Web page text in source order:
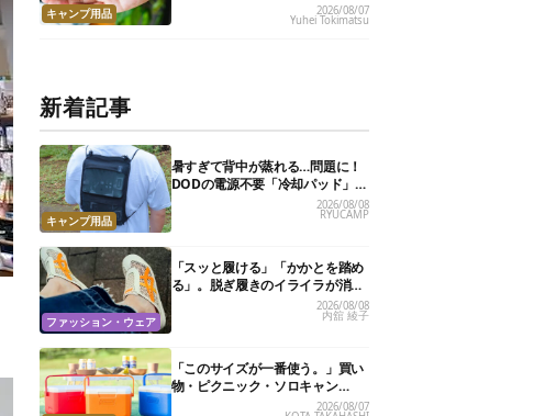
キャンプ用品 2026/08/07
Yuhei Tokimatsu
新着記事
キャンプ用品
暑すぎて背中が蒸れる…問題に！
DODの電源不要「冷却パッド」を
試したら、夏の移動がラクになっ
た
2026/08/08
RYUCAMP
ファッション・ウェア
「スッと履ける」「かかとを踏め
る」。脱ぎ履きのイライラが消え
る快適“スニーカーサンダル”6選
2026/08/08
内舘 綾子
「このサイズが一番使う。」買い
物・ピクニック・ソロキャン
に“ちょうどいい”小型クーラーボ
2026/08/07